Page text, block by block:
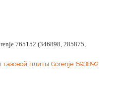
765152 (346898, 285875,